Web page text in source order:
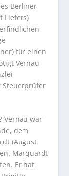
Berliner
Liefers)
für einen
Vernau
Steuerprüfer
Vernau war
dem
(August
Marquardt
Er hat